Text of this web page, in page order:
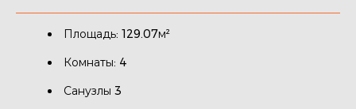
Площадь: 129.07м²
Комнаты: 4
Санузлы 3